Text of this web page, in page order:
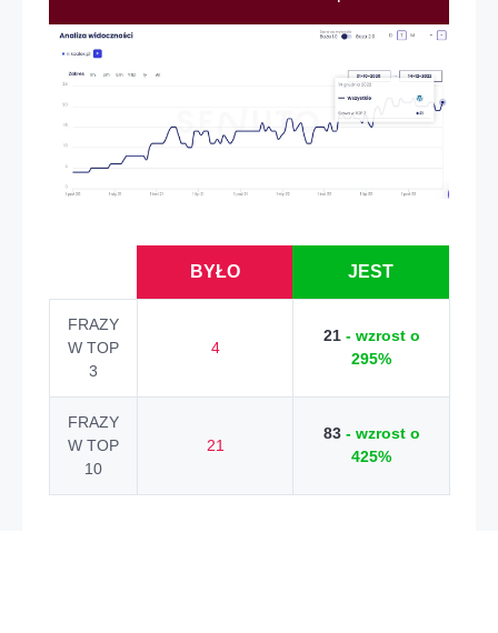
BYŁO JEST
FRAZY
W TOP
3
4
21 - wzrost o
295%
FRAZY
W TOP
10
21
83 - wzrost o
425%